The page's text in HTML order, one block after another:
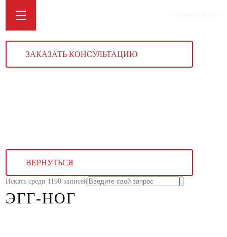
ЗАКАЗАТЬ КОНСУЛЬТАЦИЮ
ВЕРНУТЬСЯ
Искать среди 1190 записей
ЭГГ-НОГ